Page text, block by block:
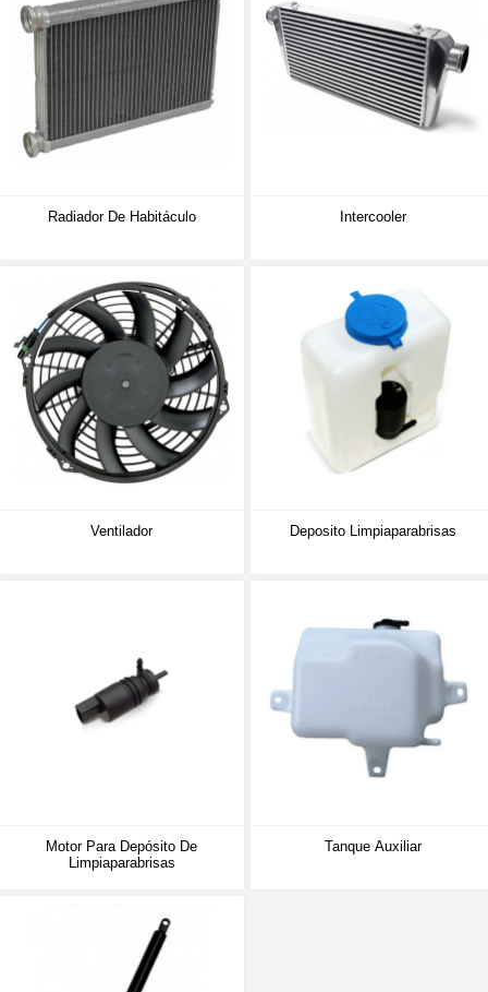
Radiador De Habitáculo Intercooler
Ventilador Deposito Limpiaparabrisas
Motor Para Depósito De
Limpiaparabrisas
Tanque Auxiliar